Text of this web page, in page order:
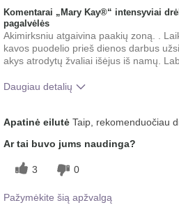
Komentarai „Mary Kay®“ intensyviai
pagalvėlės
Akimirksniu atgaivina paakių zoną. .
kavos puodelio prieš dienos darbus
akys atrodytų žvaliai išėjus iš namų.
Daugiau detalių
šio produkto naudojimo?
Apatinė eilutė Taip, rekomenduočiau
Ar tai buvo jums naudinga?
3 0
Pažymėkite šią apžvalgą